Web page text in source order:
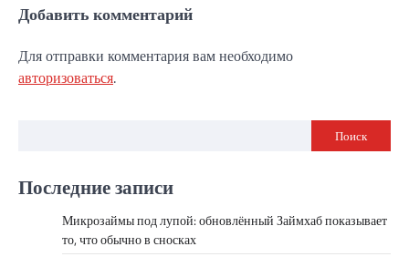
Добавить комментарий
Для отправки комментария вам необходимо
авторизоваться.
Поиск
Последние записи
Микрозаймы под лупой: обновлённый Займхаб показывает
то, что обычно в сносках